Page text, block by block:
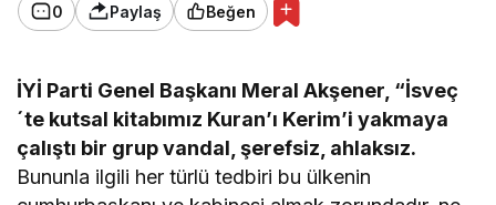
0 Paylaş Beğen
İYİ Parti Genel Başkanı Meral Akşener, “İsveç
´te kutsal kitabımız Kuran’ı Kerim’i yakmaya
çalıştı bir grup vandal, şerefsiz, ahlaksız.
Bununla ilgili her türlü tedbiri bu ülkenin